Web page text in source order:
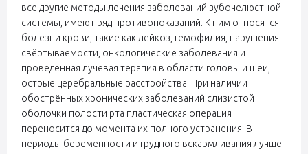
все другие методы лечения заболеваний зубочелюстной
системы, имеют ряд противопоказаний. К ним относятся
болезни крови, такие как лейкоз, гемофилия, нарушения
свёртываемости, онкологические заболевания и
проведённая лучевая терапия в области головы и шеи,
острые церебральные расстройства. При наличии
обострённых хронических заболеваний слизистой
оболочки полости рта пластическая операция
переносится до момента их полного устранения. В
периоды беременности и грудного вскармливания лучше